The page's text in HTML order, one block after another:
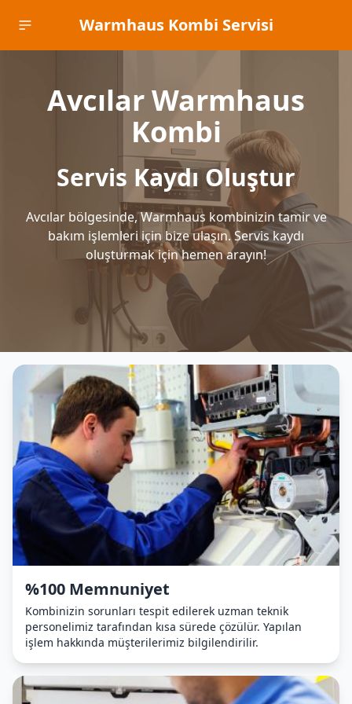
Warmhaus Kombi Servisi
Avcılar Warmhaus
Kombi
Servis Kaydı Oluştur
Avcılar bölgesinde, Warmhaus kombinizin tamir ve
bakım işlemleri için bize ulaşın. Servis kaydı
oluşturmak için hemen arayın!
%100 Memnuniyet
Kombinizin sorunları tespit edilerek uzman teknik
personelimiz tarafından kısa sürede çözülür. Yapılan
işlem hakkında müşterilerimiz bilgilendirilir.